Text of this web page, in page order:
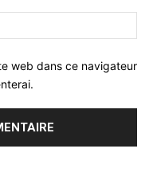
:
web dans ce navigateur